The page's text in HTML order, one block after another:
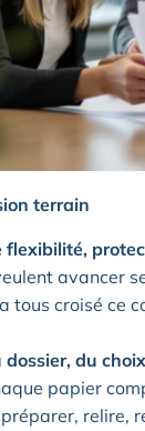
terrain
flexibilité,
avancer
tous croisé ce
du
papier
relire,